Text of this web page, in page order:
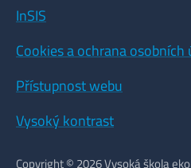
InSIS
Cookies a ochrana osobních
Přístupnost webu
Vysoký kontrast
Copyright © 2026 Vysoká škola